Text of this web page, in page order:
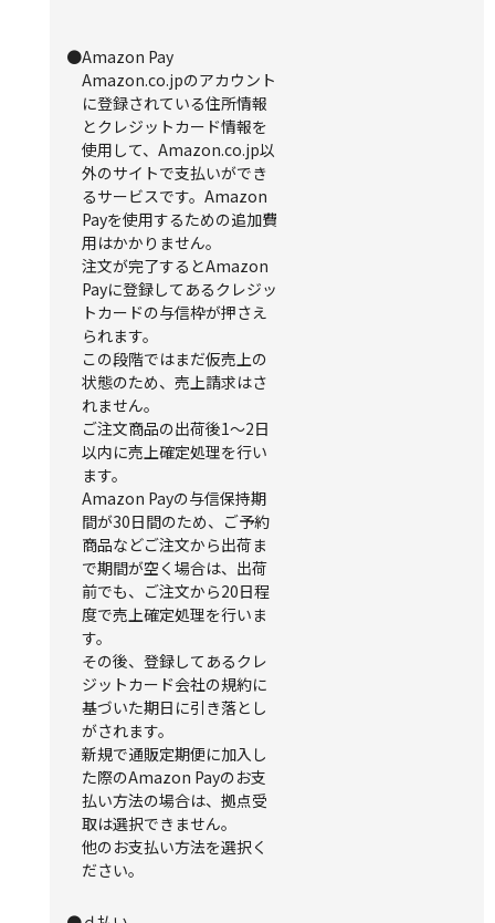
●Amazon Pay
Amazon.co.jpのアカウント
に登録されている住所情報
とクレジットカード情報を
使用して、Amazon.co.jp以
外のサイトで支払いができ
るサービスです。Amazon
Payを使用するための追加費
用はかかりません。
注文が完了するとAmazon
Payに登録してあるクレジッ
トカードの与信枠が押さえ
られます。
この段階ではまだ仮売上の
状態のため、売上請求はさ
れません。
ご注文商品の出荷後1～2日
以内に売上確定処理を行い
ます。
Amazon Payの与信保持期
間が30日間のため、ご予約
商品などご注文から出荷ま
で期間が空く場合は、出荷
前でも、ご注文から20日程
度で売上確定処理を行いま
す。
その後、登録してあるクレ
ジットカード会社の規約に
基づいた期日に引き落とし
がされます。
新規で通販定期便に加入し
た際のAmazon Payのお支
払い方法の場合は、拠点受
取は選択できません。
他のお支払い方法を選択く
ださい。